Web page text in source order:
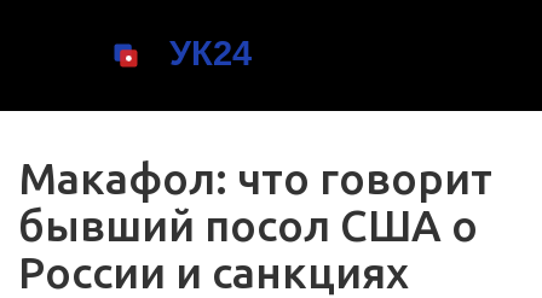
Макафол: что говорит
бывший посол США о
России и санкциях